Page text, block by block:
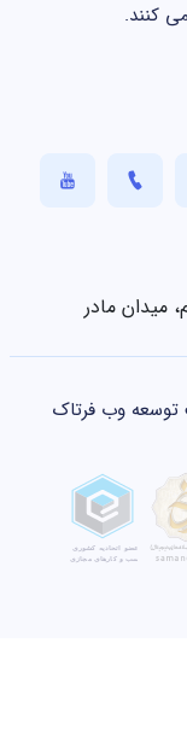
کنند.
میدان مادر
توسعه وب فرتاک